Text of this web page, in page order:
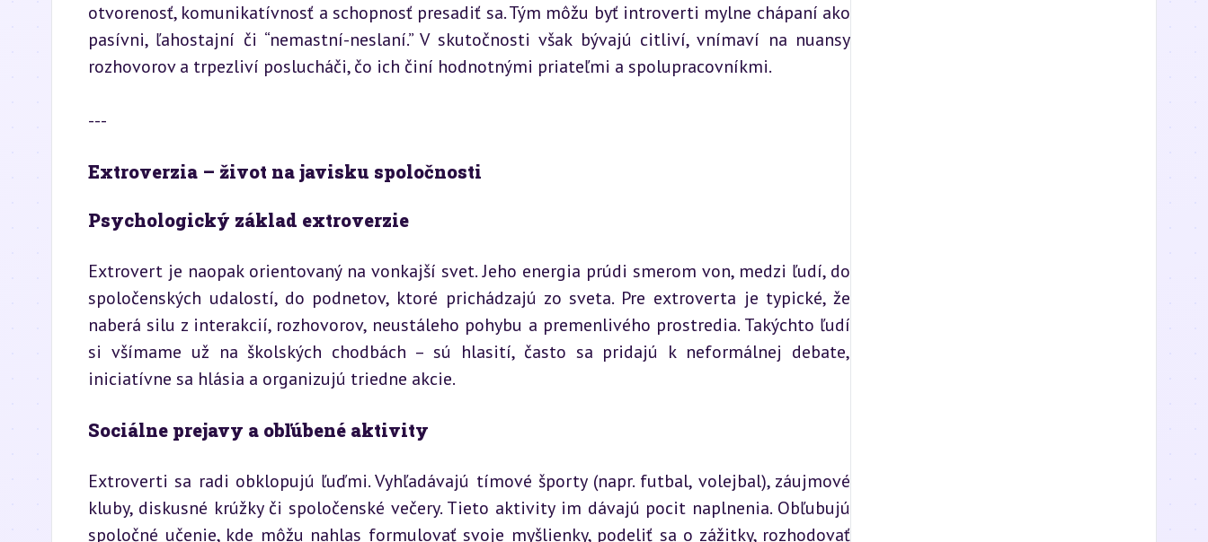
otvorenosť, komunikatívnosť a schopnosť presadiť sa. Tým môžu byť introverti mylne chápaní ako
pasívni, ľahostajní či “nemastní-neslaní.” V skutočnosti však bývajú citliví, vnímaví na nuansy
rozhovorov a trpezliví poslucháči, čo ich činí hodnotnými priateľmi a spolupracovníkmi.
---
Extroverzia – život na javisku spoločnosti
Psychologický základ extroverzie
Extrovert je naopak orientovaný na vonkajší svet. Jeho energia prúdi smerom von, medzi ľudí, do
spoločenských udalostí, do podnetov, ktoré prichádzajú zo sveta. Pre extroverta je typické, že
naberá silu z interakcií, rozhovorov, neustáleho pohybu a premenlivého prostredia. Takýchto ľudí
si všímame už na školských chodbách – sú hlasití, často sa pridajú k neformálnej debate,
iniciatívne sa hlásia a organizujú triedne akcie.
Sociálne prejavy a obľúbené aktivity
Extroverti sa radi obklopujú ľuďmi. Vyhľadávajú tímové športy (napr. futbal, volejbal), záujmové
kluby, diskusné krúžky či spoločenské večery. Tieto aktivity im dávajú pocit naplnenia. Obľubujú
spoločné učenie, kde môžu nahlas formulovať svoje myšlienky, podeliť sa o zážitky, rozhodovať